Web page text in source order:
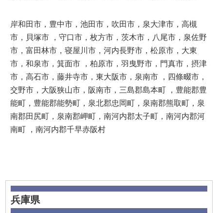
岸和田市，豊中市，池田市，吹田市，泉大津市，高槻
市，貝塚市 ，守口市，枚方市，茨木市，八尾市，泉佐野
市，富田林市，寝屋川市，河内長野市，松原市，大東
市，和泉市，箕面市 ，柏原市，羽曳野市，門真市，摂津
市，高石市，藤井寺市，東大阪市，泉南市 ，四條畷市，
交野市，大阪狭山市，阪南市，三島郡島本町 ，豊能郡豊
能町，豊能郡能勢町，泉北郡忠岡町，泉南郡熊取町，泉
南郡田尻町，泉南郡岬町，南河内郡太子町，南河内郡河
南町 ，南河内郡千早赤阪村
兵庫県